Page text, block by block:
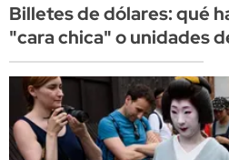
Billetes de dólares: qué
"cara chica" o unidades